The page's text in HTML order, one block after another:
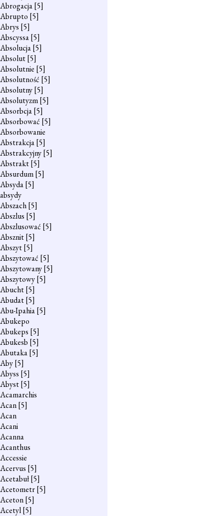
Abrogacja[5]
Abrupto [5]
Abrys [5]
Abscyssa[5]
Absolucja[5]
Absolut[5]
Absolutnie [5]
Absolutność [5]
Absolutny[5]
Absolutyzm[5]
Absorbcja[5]
Absorbować [5]
Absorbowanie
Abstrakcja[5]
Abstrakcyjny[5]
Abstrakt[5]
Absurdum[5]
Absyda[5]
absydy
Abszach[5]
Abszlus [5]
Abszlusować [5]
Absznit[5]
Abszyt[5]
Abszytować [5]
Abszytowany[5]
Abszytowy[5]
Abucht[5]
Abudat[5]
Abu-Ipahia[5]
Abukepo
Abukeps [5]
Abukesb [5]
Abutaka[5]
Aby[5]
Abyss [5]
Abyst[5]
Acamarchis
Acan[5]
Acan
Acani
Acanna
Acanthus
Accessie
Acervus [5]
Acetabuł[5]
Acetometr[5]
Aceton[5]
Acetyl[5]